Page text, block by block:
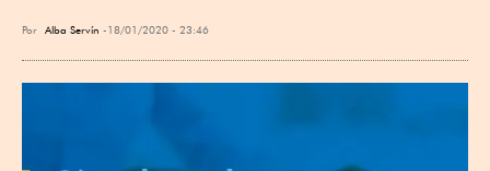
Por Alba Servín 18/01/2020 - 23:46